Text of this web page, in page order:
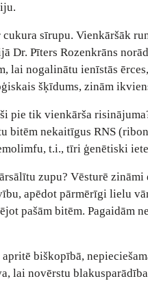
sīrupu. Vienkāršāk
Dr. Pīters Rozenkrāns
lai nogalinātu ienīstās
šķīdums, zinām
pie tik vienkārša
bitēm nekaitīgus RNS
t.i., tīri ģenētiski
zupu? Vēsturē
apēdot pārmērīgi lielu
pašām bitēm. Pagaidām
biškopībā,
lai novērstu